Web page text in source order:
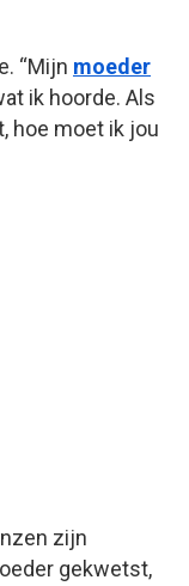
“Mijn moeder
ik hoorde. Als
hoe moet ik jou
zijn
gekwetst,